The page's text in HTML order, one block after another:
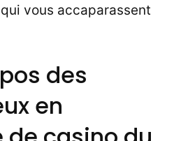
vous accaparassent
des
en